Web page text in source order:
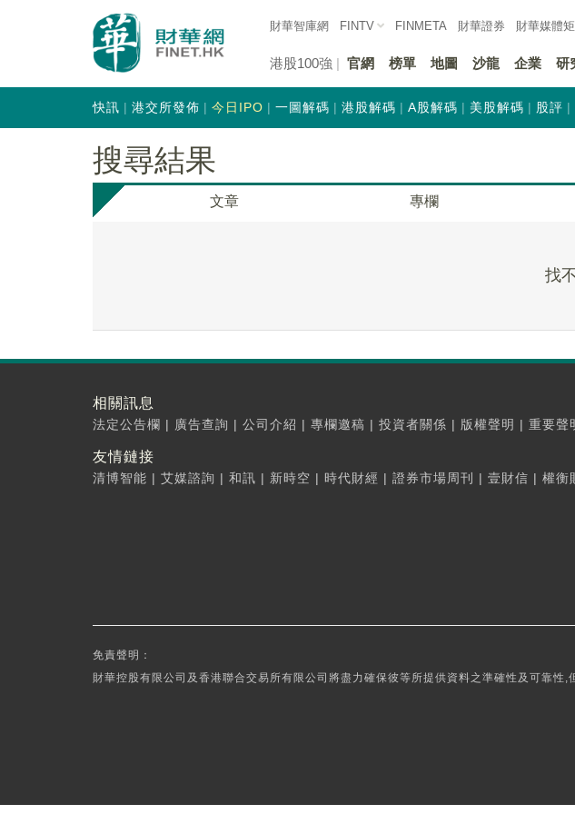
財華智庫網 FINTV FINMETA 財華證券 財華媒體
港股100強 官網 榜單 地圖 沙龍 企業 研
快訊 港交所發佈 今日IPO 一圖解碼 港股解碼 A股解碼 美股解碼 股評
搜尋結果
文章 專欄
找
相關訊息
法定公告欄 | 廣告查詢 | 公司介紹 | 專欄邀稿 | 投資者關係 | 版權聲明 | 重要聲
友情鏈接
清博智能 | 艾媒諮詢 | 和訊 | 新時空 | 時代財經 | 證券市場周刊 | 壹財信 | 權衡
免責聲明：
財華控股有限公司及香港聯合交易所有限公司將盡力確保彼等所提供資料之準確性及可靠性